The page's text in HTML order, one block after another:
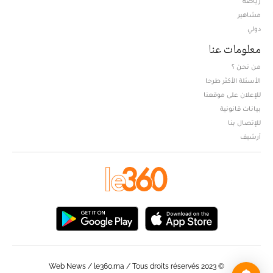
مشاهير
دولي
معلومات عنا
من نحن ؟
الأسئلة الأكثر طرحا
للإعلان على موقعنا
بيانات قانونية
للإتصال بنا
أرشيف
© Web News / le360.ma / Tous droits réservés 2023